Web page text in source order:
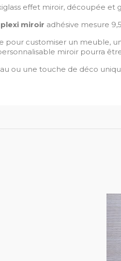
effet miroir, découpée et
miroir adhésive mesure
pour customiser un meuble,
miroir pourra
ou une touche de déco